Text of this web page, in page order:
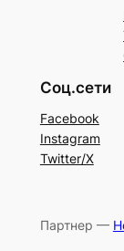
Соц.сети
Facebook
Instagram
Twitter/X
Партнер —